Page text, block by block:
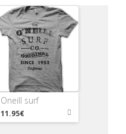
Oneill surf
11.95€